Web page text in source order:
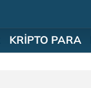
KRİPTO PARA